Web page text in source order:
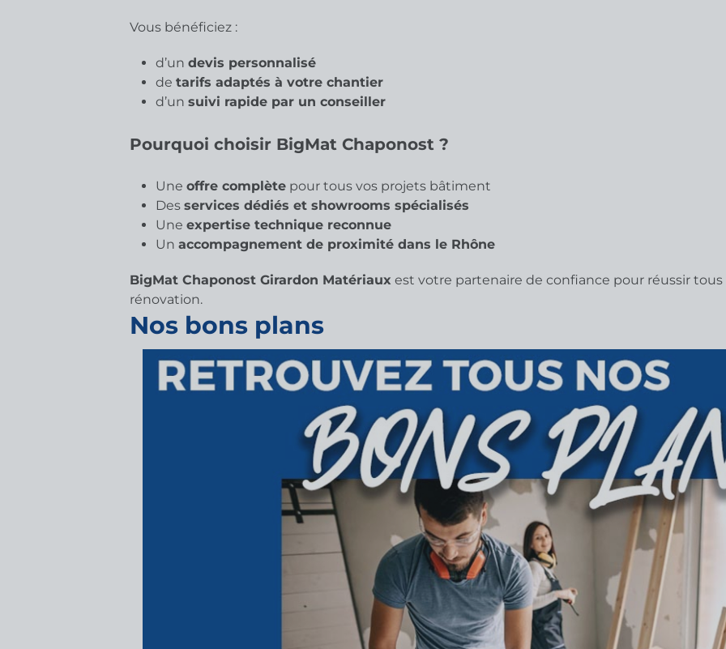
Vous bénéficiez :
d’un devis personnalisé
de tarifs adaptés à votre chantier
d’un suivi rapide par un conseiller
Pourquoi choisir BigMat Chaponost ?
Une offre complète pour tous vos projets bâtiment
Des services dédiés et showrooms spécialisés
Une expertise technique reconnue
Un accompagnement de proximité dans le Rhône
BigMat Chaponost Girardon Matériaux est votre partenaire de confiance pour réussir
rénovation.
Nos bons plans